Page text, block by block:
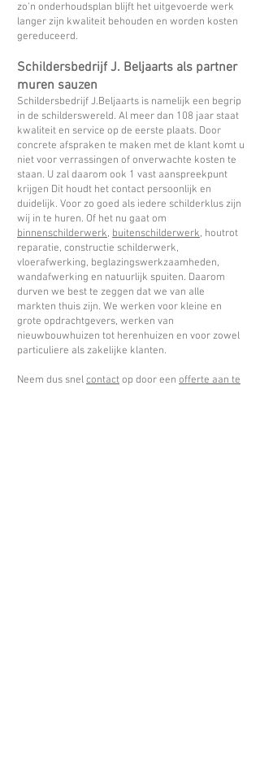
zo'n onderhoudsplan blijft het uitgevoerde werk
langer zijn kwaliteit behouden en worden kosten
gereduceerd.
Schildersbedrijf J. Beljaarts als partner
muren sauzen
Schildersbedrijf J.Beljaarts is namelijk een begrip
in de schilderswereld. Al meer dan 108 jaar staat
kwaliteit en service op de eerste plaats. Door
concrete afspraken te maken met de klant komt u
niet voor verrassingen of onverwachte kosten te
staan. U zal daarom ook 1 vast aanspreekpunt
krijgen Dit houdt het contact persoonlijk en
duidelijk. Voor zo goed als iedere schilderklus zijn
wij in te huren. Of het nu gaat om
binnenschilderwerk, buitenschilderwerk, houtrot
reparatie, constructie schilderwerk,
vloerafwerking, beglazingswerkzaamheden,
wandafwerking en natuurlijk spuiten. Daarom
durven we best te zeggen dat we van alle
markten thuis zijn. We werken voor kleine en
grote opdrachtgevers, werken van
nieuwbouwhuizen tot herenhuizen en voor zowel
particuliere als zakelijke klanten.
Neem dus snelcontactop door een offerte aan te